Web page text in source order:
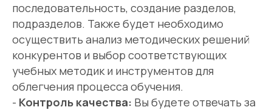
последовательность, создание разделов,
подразделов. Также будет необходимо
осуществить анализ методических решений
конкурентов и выбор соответствующих
учебных методик и инструментов для
облегчения процесса обучения.
- Контроль качества: Вы будете отвечать за